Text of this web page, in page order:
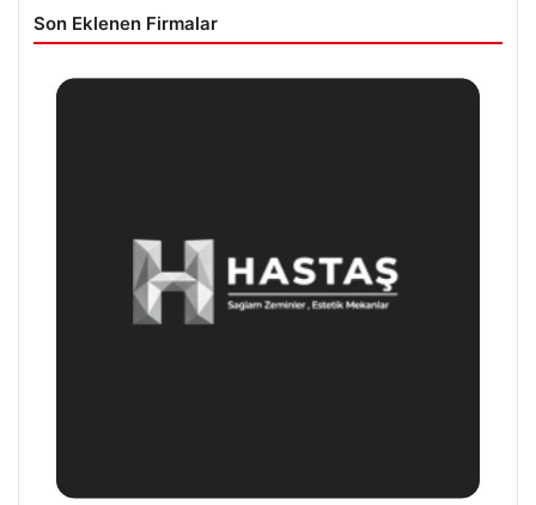
Son Eklenen Firmalar